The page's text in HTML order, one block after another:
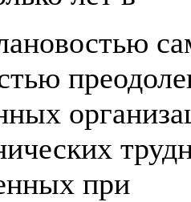
при